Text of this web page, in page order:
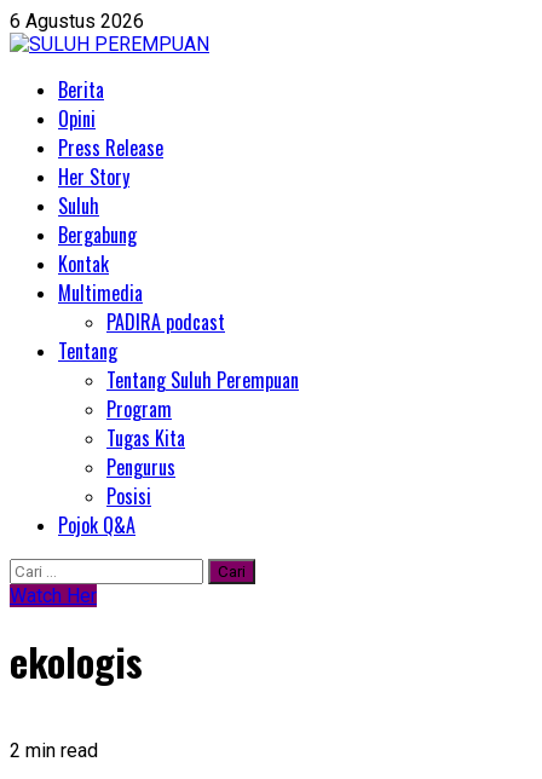
Skip
to
6 Agustus 2026
PrimaryBerita
Opini
Press Release
Her Story
Suluh
Bergabung
Kontak
Multimedia
PADIRA podcast
Tentang
Tentang Suluh Perempuan
Program
Tugas Kita
Pengurus
Posisi
Pojok Q&A
Cari
untuk:
Watch Her
ekologis
2 min read